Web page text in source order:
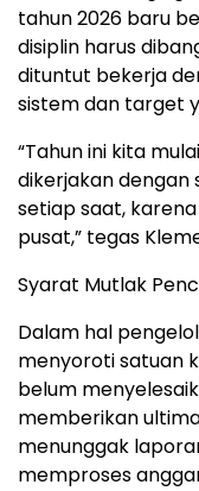
tahun 2026 baru
disiplin harus
dituntut bekerja
sistem dan target
“Tahun ini kita
dikerjakan dengan
setiap saat,
pusat,” tegas
Syarat Mutlak
Dalam hal
menyoroti satuan
belum
memberikan
menunggak
memproses